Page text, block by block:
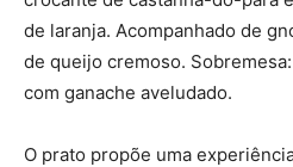
de laranja. Acompanhado de
de queijo cremoso.
com ganache aveludado.
O prato propõe uma